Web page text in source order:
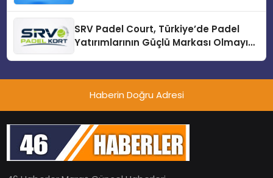
SRV Padel Court, Türkiye’de Padel
Yatırımlarının Güçlü Markası Olmayı
Haberin Doğru Adresi